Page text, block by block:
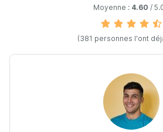
Moyenne : 4.60 /
(381 personnes l'ont